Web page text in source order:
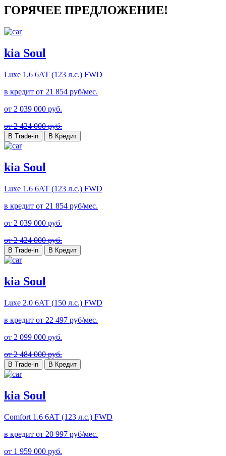
ГОРЯЧЕЕ ПРЕДЛОЖЕНИЕ!
kia Soul
Luxe 1.6 6АТ (123 л.с.) FWD
в кредит от 21 854 руб/мес.
от 2 039 000 руб.
от 2 424 000 руб.
В Trade-in В Кредит
kia Soul
Luxe 1.6 6АТ (123 л.с.) FWD
в кредит от 21 854 руб/мес.
от 2 039 000 руб.
от 2 424 000 руб.
В Trade-in В Кредит
kia Soul
Luxe 2.0 6АТ (150 л.с.) FWD
в кредит от 22 497 руб/мес.
от 2 099 000 руб.
от 2 484 000 руб.
В Trade-in В Кредит
kia Soul
Comfort 1.6 6АТ (123 л.с.) FWD
в кредит от 20 997 руб/мес.
от 1 959 000 руб.